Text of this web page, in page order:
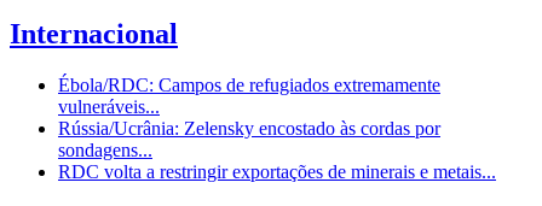
Internacional
Ébola/RDC: Campos de refugiados extremamente
vulneráveis...
Rússia/Ucrânia: Zelensky encostado às cordas por
sondagens...
RDC volta a restringir exportações de minerais e metais...